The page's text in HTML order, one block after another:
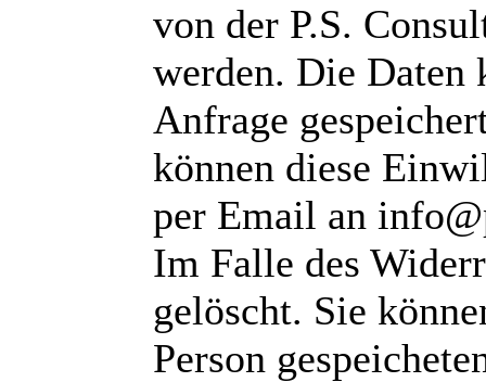
von der P.S.
werden. Die Daten
Anfrage
können diese
per Email an
Im Falle des
gelöscht. Sie
Person